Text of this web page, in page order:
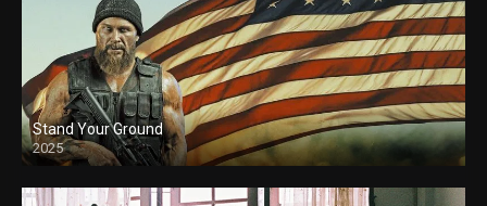
Stand Your Ground
2025